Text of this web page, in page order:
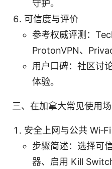
守护。
可信度与评价
参考权威评测：
ProtonVPN、
用户口碑：社区讨
体验。
三、在加拿大常见使用
安全上网与公共 Wi‑Fi
步骤简述：选择可
器、启用 Kill